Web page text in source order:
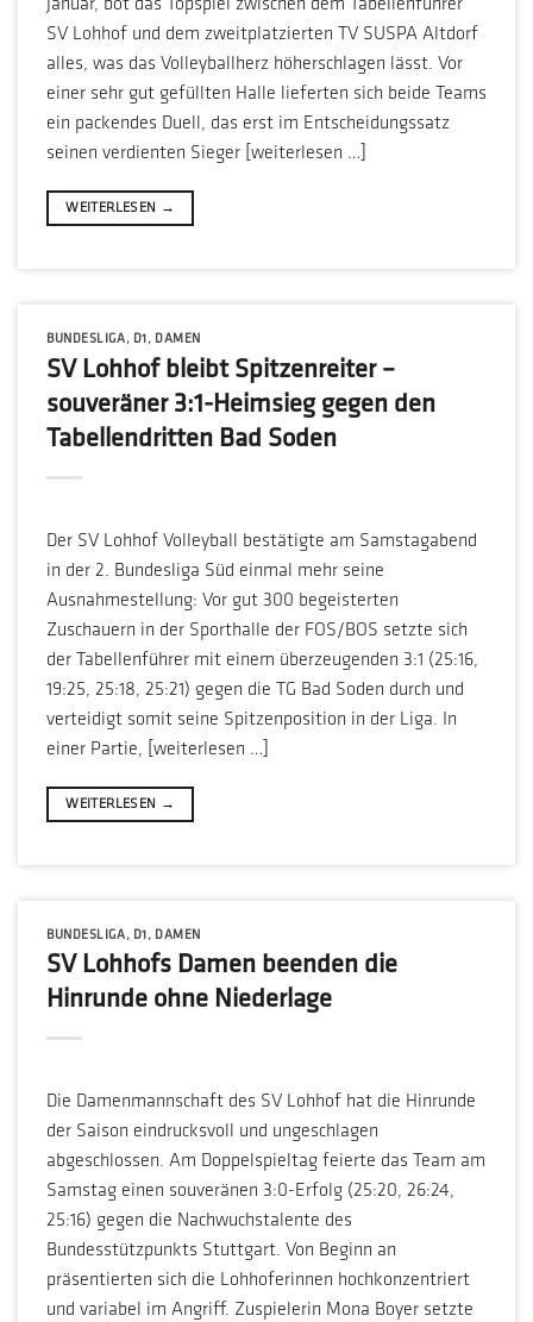
Januar, bot das Topspiel zwischen dem Tabellenführer
SV Lohhof und dem zweitplatzierten TV SUSPA Altdorf
alles, was das Volleyballherz höherschlagen lässt. Vor
einer sehr gut gefüllten Halle lieferten sich beide Teams
ein packendes Duell, das erst im Entscheidungssatz
seinen verdienten Sieger [weiterlesen …]
WEITERLESEN →
BUNDESLIGA, D1 , DAMEN
SV Lohhof bleibt Spitzenreiter –
souveräner 3:1-Heimsieg gegen den
Tabellendritten Bad Soden
Der SV Lohhof Volleyball bestätigte am Samstagabend
in der 2. Bundesliga Süd einmal mehr seine
Ausnahmestellung: Vor gut 300 begeisterten
Zuschauern in der Sporthalle der FOS/BOS setzte sich
der Tabellenführer mit einem überzeugenden 3:1 (25:16,
19:25, 25:18, 25:21) gegen die TG Bad Soden durch und
verteidigt somit seine Spitzenposition in der Liga. In
einer Partie, [weiterlesen …]
WEITERLESEN →
BUNDESLIGA, D1 , DAMEN
SV Lohhofs Damen beenden die
Hinrunde ohne Niederlage
Die Damenmannschaft des SV Lohhof hat die Hinrunde
der Saison eindrucksvoll und ungeschlagen
abgeschlossen. Am Doppelspieltag feierte das Team am
Samstag einen souveränen 3:0-Erfolg (25:20, 26:24,
25:16) gegen die Nachwuchstalente des
Bundesstützpunkts Stuttgart. Von Beginn an
präsentierten sich die Lohhoferinnen hochkonzentriert
und variabel im Angriff. Zuspielerin Mona Boyer setzte